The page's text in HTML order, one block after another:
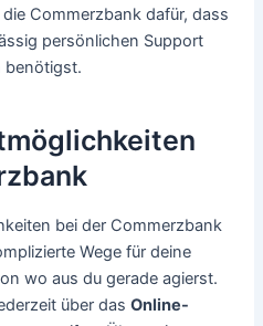
Commerzbank dafür, dass
persönlichen Support
benötigst.
bei der Commerzbank
Wege für deine
wo aus du gerade agierst.
über dasOnline-